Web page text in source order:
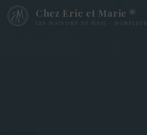
Chez Eric et Marie ®
LES MAISONS DE MAJE - HONFLEUR